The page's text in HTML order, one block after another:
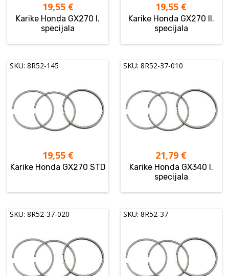
19,55 €
Karike Honda GX270 I.
specijala
19,55 €
Karike Honda GX270 II.
specijala
SKU: 8R52-145
19,55 €
Karike Honda GX270 STD
SKU: 8R52-37-010
21,79 €
Karike Honda GX340 I.
specijala
SKU: 8R52-37-020 SKU: 8R52-37